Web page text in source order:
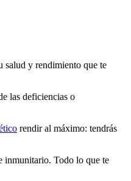
salud y rendimiento que te
las deficiencias o
rendir al máximo: tendrás
inmunitario. Todo lo que te